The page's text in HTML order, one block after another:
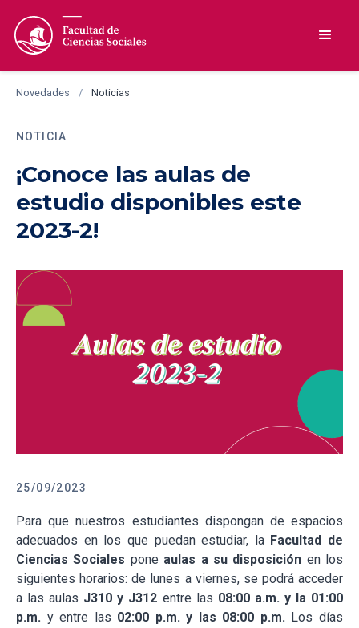
Novedades / Noticias
NOTICIA
¡Conoce las aulas de
estudio disponibles este
2023-2!
25/09/2023
Para que nuestros estudiantes dispongan de espacios
adecuados en los que puedan estudiar, la Facultad de
Ciencias Sociales pone aulas a su disposición en los
siguientes horarios: de lunes a viernes, se podrá acceder
a las aulas J310 y J312 entre las 08:00 a.m. y la 01:00
p.m. y entre las 02:00 p.m. y las 08:00 p.m.Los días